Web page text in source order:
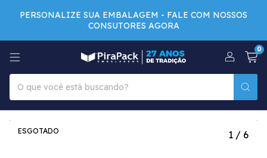
PERSONALIZE SUA EMBALAGEM - FALE COM NOSSOS
CONSUTORES AGORA
0
ESGOTADO 1 / 6